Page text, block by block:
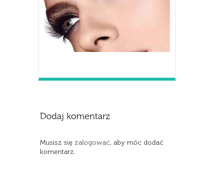
Musisz się zalogować, aby móc dodać
komentarz.